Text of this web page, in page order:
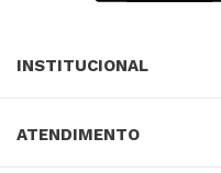
INSTITUCIONAL
ATENDIMENTO